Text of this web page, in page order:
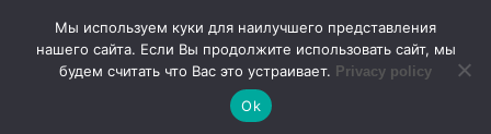
содержимому
autodoc24.ru
Новости про современные автомобили и не только, новинки зарубежного
и отечественного автопрома
Мы используем куки для наилучшего представления
нашего сайта. Если Вы продолжите использовать сайт, мы
будем считать что Вас это устраивает. Privacy policy
Ok